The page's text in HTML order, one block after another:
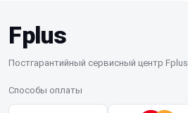
Fplus
Постгарантийный сервисный центр Fplus
Способы оплаты